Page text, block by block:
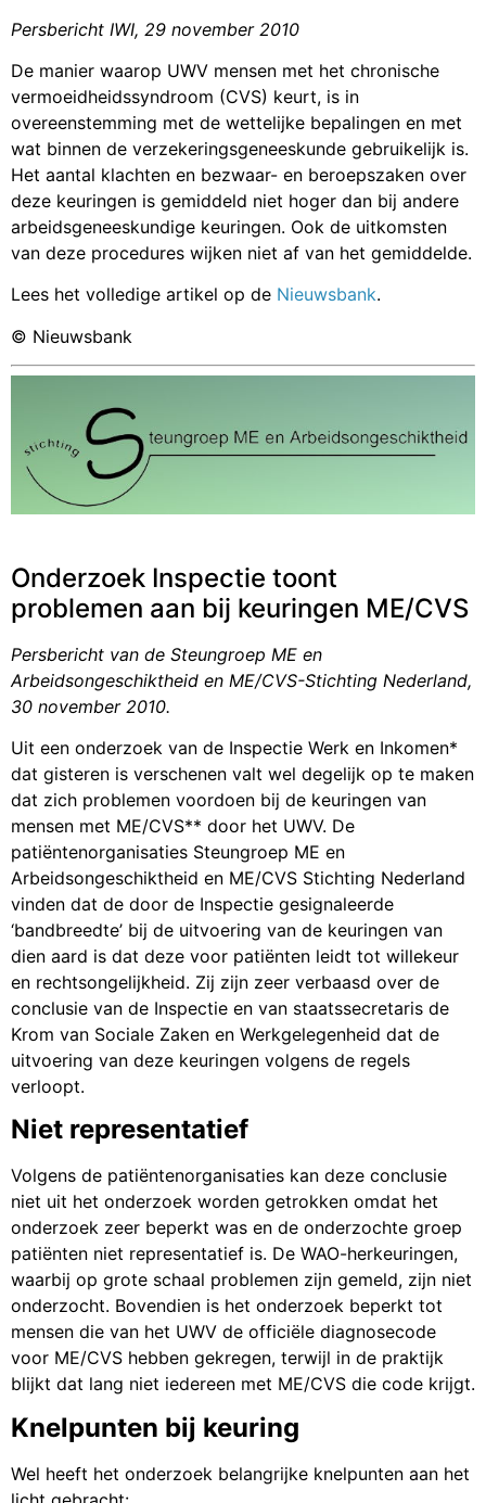
Persbericht IWI, 29 november 2010
De manier waarop UWV mensen met het chronische
vermoeidheidssyndroom (CVS) keurt, is in
overeenstemming met de wettelijke bepalingen en met
wat binnen de verzekeringsgeneeskunde gebruikelijk is.
Het aantal klachten en bezwaar- en beroepszaken over
deze keuringen is gemiddeld niet hoger dan bij andere
arbeidsgeneeskundige keuringen. Ook de uitkomsten
van deze procedures wijken niet af van het gemiddelde.
Lees het volledige artikel op de Nieuwsbank.
© Nieuwsbank
Onderzoek Inspectie toont
problemen aan bij keuringen ME/CVS
Persbericht van de Steungroep ME en
Arbeidsongeschiktheid en ME/CVS-Stichting Nederland,
30 november 2010.
Uit een onderzoek van de Inspectie Werk en Inkomen*
dat gisteren is verschenen valt wel degelijk op te maken
dat zich problemen voordoen bij de keuringen van
mensen met ME/CVS** door het UWV. De
patiëntenorganisaties Steungroep ME en
Arbeidsongeschiktheid en ME/CVS Stichting Nederland
vinden dat de door de Inspectie gesignaleerde
‘bandbreedte’ bij de uitvoering van de keuringen van
dien aard is dat deze voor patiënten leidt tot willekeur
en rechtsongelijkheid. Zij zijn zeer verbaasd over de
conclusie van de Inspectie en van staatssecretaris de
Krom van Sociale Zaken en Werkgelegenheid dat de
uitvoering van deze keuringen volgens de regels
verloopt.
Niet representatief
Volgens de patiëntenorganisaties kan deze conclusie
niet uit het onderzoek worden getrokken omdat het
onderzoek zeer beperkt was en de onderzochte groep
patiënten niet representatief is. De WAO-herkeuringen,
waarbij op grote schaal problemen zijn gemeld, zijn niet
onderzocht. Bovendien is het onderzoek beperkt tot
mensen die van het UWV de officiële diagnosecode
voor ME/CVS hebben gekregen, terwijl in de praktijk
blijkt dat lang niet iedereen met ME/CVS die code krijgt.
Knelpunten bij keuring
Wel heeft het onderzoek belangrijke knelpunten aan het